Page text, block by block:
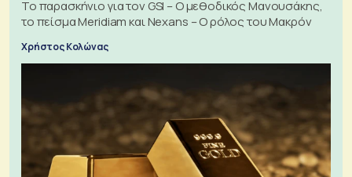
Το παρασκήνιο για τον GSI – Ο μεθοδικός Μανουσάκης,
το πείσμα Meridiam και Nexans – Ο ρόλος του Μακρόν
Χρήστος Κολώνας